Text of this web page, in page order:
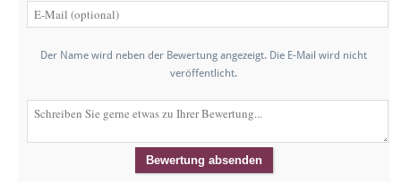
Der Name wird neben der Bewertung angezeigt. Die E-Mail wird nicht
veröffentlicht.